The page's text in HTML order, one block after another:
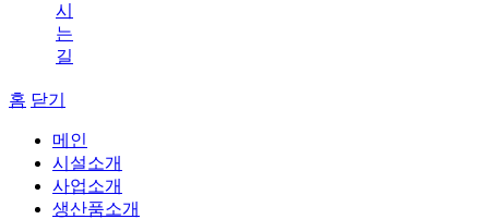
시
는
길
홈 닫기
메인
시설소개
사업소개
생산품소개